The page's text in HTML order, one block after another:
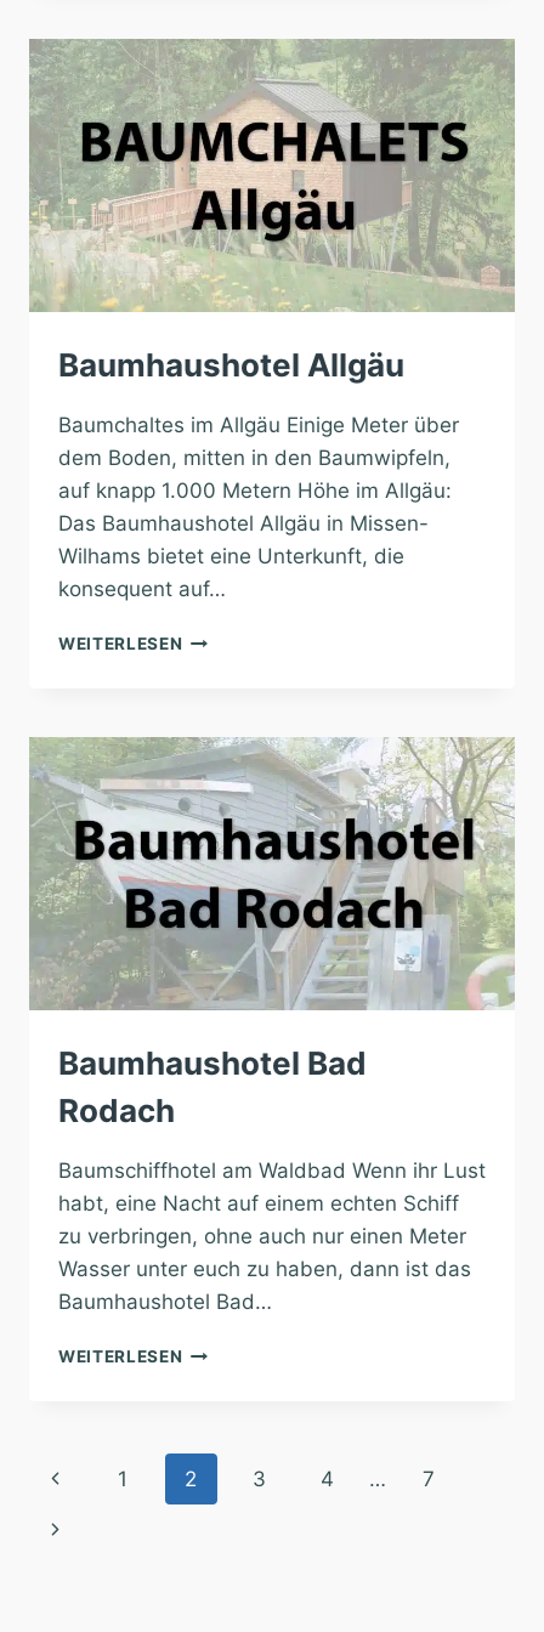
Baumhaushotel Allgäu
Baumchaltes im Allgäu Einige Meter über
dem Boden, mitten in den Baumwipfeln,
auf knapp 1.000 Metern Höhe im Allgäu:
Das Baumhaushotel Allgäu in Missen-
Wilhams bietet eine Unterkunft, die
konsequent auf…
WEITERLESEN BAUMHAUSHOTEL
Baumhaushotel Bad
Rodach
Baumschiffhotel am Waldbad Wenn ihr Lust
habt, eine Nacht auf einem echten Schiff
zu verbringen, ohne auch nur einen Meter
Wasser unter euch zu haben, dann ist das
Baumhaushotel Bad…
WEITERLESEN BAUMHAUSHOTEL
Seitennavigation
Vorherige
Seite
1 2 3 4 … 7
Nächste